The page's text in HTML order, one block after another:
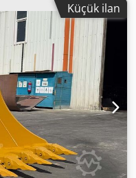
Küçük ilan